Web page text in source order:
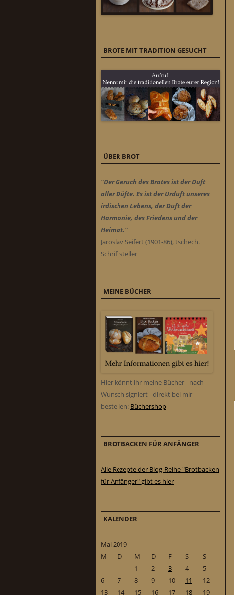
BROTE MIT TRADITION GESUCHT
ÜBER BROT
"Der Geruch des Brotes ist der Duft
aller Düfte. Es ist der Urduft unseres
irdischen Lebens, der Duft der
Harmonie, des Friedens und der
Heimat."
Jaroslav Seifert (1901-86), tschech.
Schriftsteller
MEINE BÜCHER
Hier könnt ihr meine Bücher - nach
Wunsch signiert - direkt bei mir
bestellen: Büchershop
BROTBACKEN FÜR ANFÄNGER
Alle Rezepte der Blog-Reihe "Brotbacken
für Anfänger" gibt es hier
KALENDER
Mai 2019
M
D M D F S
S
1
2 3 4
5
6
7 8 9 10 11
12
13
14 15 16 17 18
19